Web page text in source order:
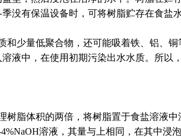
没有保温设备时，可将树脂贮存在食盐
和少量低聚合物，还可能吸着铁、铝、
液中，在使用初期污染出水水质。所以
树脂体积的两倍，将树脂置于食盐溶液
溶液，其量与上相同，在其中浸